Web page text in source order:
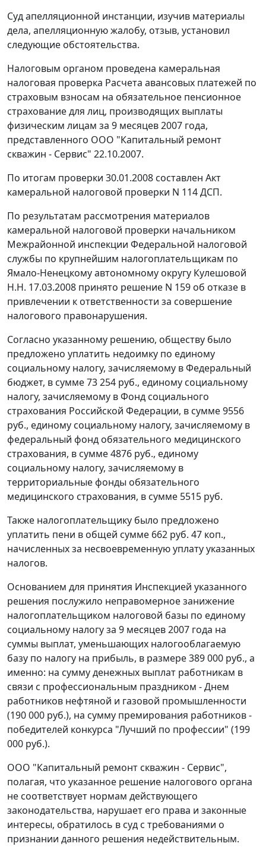
Суд апелляционной инстанции, изучив материалы
дела, апелляционную жалобу, отзыв, установил
следующие обстоятельства.
Налоговым органом проведена камеральная
налоговая проверка Расчета авансовых платежей по
страховым взносам на обязательное пенсионное
страхование для лиц, производящих выплаты
физическим лицам за 9 месяцев 2007 года,
представленного ООО "Капитальный ремонт
скважин - Сервис" 22.10.2007.
По итогам проверки 30.01.2008 составлен Акт
камеральной налоговой проверки N 114 ДСП.
По результатам рассмотрения материалов
камеральной налоговой проверки начальником
Межрайонной инспекции Федеральной налоговой
службы по крупнейшим налогоплательщикам по
Ямало-Ненецкому автономному округу Кулешовой
Н.Н. 17.03.2008 принято решение N 159 об отказе в
привлечении к ответственности за совершение
налогового правонарушения.
Согласно указанному решению, обществу было
предложено уплатить недоимку по единому
социальному налогу, зачисляемому в Федеральный
бюджет, в сумме 73 254 руб., единому социальному
налогу, зачисляемому в Фонд социального
страхования Российской Федерации, в сумме 9556
руб., единому социальному налогу, зачисляемому в
федеральный фонд обязательного медицинского
страхования, в сумме 4876 руб., единому
социальному налогу, зачисляемому в
территориальные фонды обязательного
медицинского страхования, в сумме 5515 руб.
Также налогоплательщику было предложено
уплатить пени в общей сумме 662 руб. 47 коп.,
начисленных за несвоевременную уплату указанных
налогов.
Основанием для принятия Инспекцией указанного
решения послужило неправомерное занижение
налогоплательщиком налоговой базы по единому
социальному налогу за 9 месяцев 2007 года на
суммы выплат, уменьшающих налогооблагаемую
базу по налогу на прибыль, в размере 389 000 руб., а
именно: на сумму денежных выплат работникам в
связи с профессиональным праздником - Днем
работников нефтяной и газовой промышленности
(190 000 руб.), на сумму премирования работников -
победителей конкурса "Лучший по профессии" (199
000 руб.).
ООО "Капитальный ремонт скважин - Сервис",
полагая, что указанное решение налогового органа
не соответствует нормам действующего
законодательства, нарушает его права и законные
интересы, обратилось в суд с требованиями о
признании данного решения недействительным.